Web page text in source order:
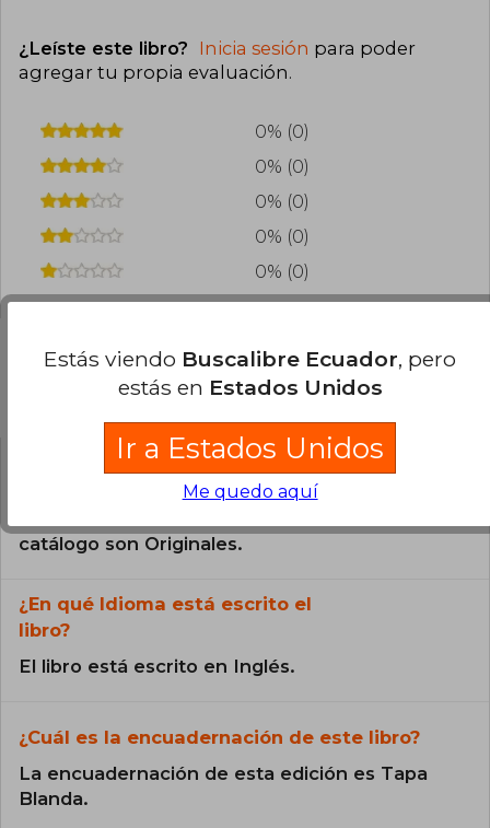
¿Leíste este libro? Inicia sesión para poder
agregar tu propia evaluación.
0% (0)
0% (0)
0% (0)
0% (0)
0% (0)
Preguntas frecuentes sobre el libro
¿El libro es original?
catálogo son Originales.
¿En qué Idioma está escrito el
libro?
El libro está escrito en Inglés.
¿Cuál es la encuadernación de este libro?
La encuadernación de esta edición es Tapa
Blanda.
Estás viendo Buscalibre Ecuador, pero
estás en Estados Unidos
Ir a Estados Unidos
Me quedo aquí